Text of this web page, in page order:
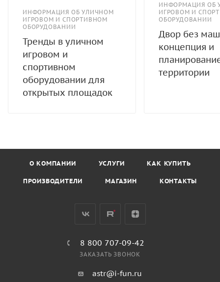
ИНФОРМАЦИЯ ОБ УЛИЧНОМ
ИГРОВОМ И СПОРТИВНОМ
ОБОРУДОВАНИИ
Тренды в уличном
игровом и
спортивном
оборудовании для
открытых площадок
ИНФОРМАЦИЯ ОБ
ИГРОВОМ И
ОБОРУДОВАНИИ
Двор без
концепция и
территории
О КОМПАНИИ УСЛУГИ КАК КУПИТЬ
ПРОИЗВОДИТЕЛИ МАГАЗИН КОНТАКТЫ
8 800 707-09-42
ЗАКАЗАТЬ ЗВОНОК
astr@i-fun.ru